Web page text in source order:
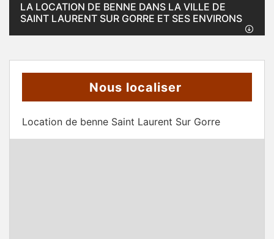
LA LOCATION DE BENNE DANS LA VILLE DE
SAINT LAURENT SUR GORRE ET SES ENVIRONS
Nous localiser
Location de benne Saint Laurent Sur Gorre